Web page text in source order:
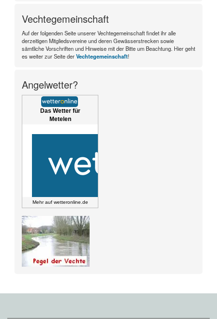
Vechtegemeinschaft
Auf der folgenden Seite unserer Vechtegemeinschaft findet ihr alle
derzeitigen Mitgliedsvereine und deren Gewässerstrecken sowie
sämtliche Vorschriften und Hinweise mit der Bitte um Beachtung. Hier geht
es weiter zur Seite derVechtegemeinschaft!
Angelwetter?
Das Wetter für
Metelen
Mehr auf wetteronline.de